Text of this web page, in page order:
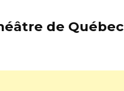
de Québec